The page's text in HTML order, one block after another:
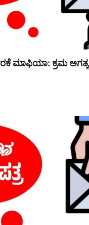
ಮಾಫಿಯಾ: ಕ್ರಮ ಅಗತ್ಯ